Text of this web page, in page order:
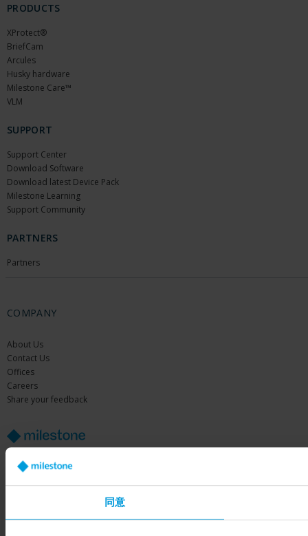
同意
PRODUCTS
XProtect®
BriefCam
Arcules
Husky hardware
Milestone Care™
VLM
SUPPORT
Support Center
Download Software
Download latest Device Pack
Milestone Learning
Support Community
PARTNERS
Partners
COMPANY
About Us
Contact Us
Offices
Careers
Share your feedback
Copyright © 2026 Milestone Systems A/S. All rights reserved.